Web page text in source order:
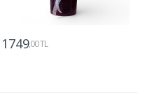
1749,00 TL